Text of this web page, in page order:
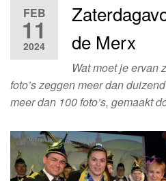
FEB
11
2024
de Merx
Wat moet je ervan
foto’s zeggen meer dan
meer dan 100 foto’s, gemaakt